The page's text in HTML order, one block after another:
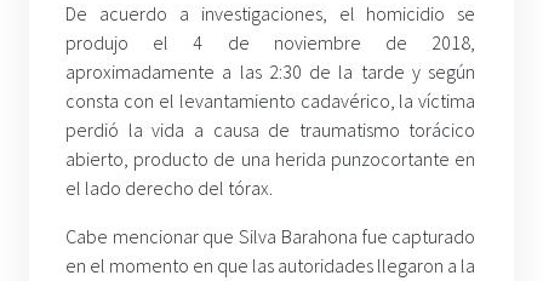
De acuerdo a investigaciones, el homicidio se
produjo el 4 de noviembre de 2018,
aproximadamente a las 2:30 de la tarde y según
consta con el levantamiento cadavérico, la víctima
perdió la vida a causa de traumatismo torácico
abierto, producto de una herida punzocortante en
el lado derecho del tórax.
Cabe mencionar que Silva Barahona fue capturado
en el momento en que las autoridades llegaron a la